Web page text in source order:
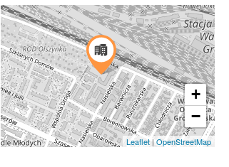
+
−
Leaflet|OpenStreetMap